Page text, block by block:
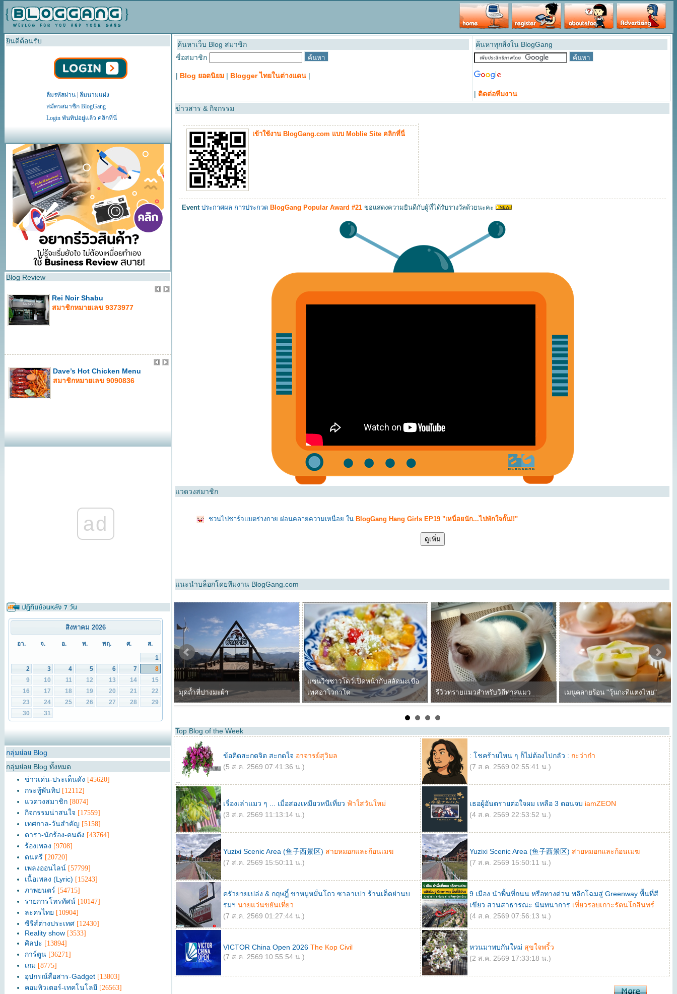
ยินดีต้อนรับ
ลืมรหัสผ่าน ลืมนามแฝง
สมัครสมาชิก BlogGang
Login พันทิปอยู่แล้ว คลิกที่นี่
Blog Review
Rei Noir Shabu
สมาชิกหมายเลข 9373977
Dave’s Hot Chicken Menu
สมาชิกหมายเลข 9090836
ad
กลุ่มย่อย Blog
กลุ่มย่อย Blog ทั้งหมด
ข่าวเด่น-ประเด็นดัง [45620]
กระทู้พันทิป [12112]
แวดวงสมาชิก [8074]
กิจกรรมน่าสนใจ [17559]
เทศกาล-วันสำคัญ [5158]
ดารา-นักร้อง-คนดัง [43764]
ร้องเพลง [9708]
ดนตรี [20720]
เพลงออนไลน์ [57799]
เนื้อเพลง (Lyric) [15243]
ภาพยนตร์ [54715]
รายการโทรทัศน์ [10147]
ละครไทย [10904]
ซีรีส์ต่างประเทศ [12430]
Reality show [3533]
ศิลปะ [13894]
การ์ตูน [36271]
เกม [8775]
อุปกรณ์สื่อสาร-Gadget [13803]
คอมพิวเตอร์-เทคโนโลยี [26563]
ค้นหาเว็บ Blog สมาชิก
ชื่อสมาชิก
| Blog ยอดนิยม | Blogger ไทยในต่างแดน |
ค้นหาทุกสิ่งใน BlogGang
| ติดต่อทีมงาน
ข่าวสาร & กิจกรรม
เข้าใช้งาน BlogGang.com แบบ Moblie Site คลิกที่นี่
Event ประกาศผล การประกวด BlogGang Popular Award #21 ขอแสดงความยินดีกับผู้ที่ได้รับรางวัลด้วยนะคะ
แวดวงสมาชิก
ชวนไปชาร์จแบตร่างกาย ผ่อนคลายความเหนื่อย ใน BlogGang Hang Girls EP19 "เหนื่อยนัก...ไปพักใจกั๊น!!"
ดูเพิ่ม
แนะนำบล็อกโดยทีมงาน BlogGang.com
Top Blog of the Week
ข้อคิดสะกดจิต สะกดใจ อาจารย์สุวิมล
(5 ส.ค. 2569 07:41:36 น.)
: โชคร้ายไหน ๆ ก็ไม่ต้องไปกลัว : กะว่าก๋า
(7 ส.ค. 2569 02:55:41 น.)
เรื่องเล่าแมว ๆ ... เมื่อสองเหมียวหนีเที่ยว ฟ้าใสวันใหม่
(3 ส.ค. 2569 11:13:14 น.)
เธอผู้อันตรายต่อใจผม เหลือ 3 ตอนจบ iamZEON
(4 ส.ค. 2569 22:53:52 น.)
Yuzixi Scenic Area (鱼子西景区) สายหมอกและก้อนเมฆ
(7 ส.ค. 2569 15:50:11 น.)
Yuzixi Scenic Area (鱼子西景区) สายหมอกและก้อนเมฆ
(7 ส.ค. 2569 15:50:11 น.)
ครัวยายเปล่ง & กฤษฎิ์ ขาหมูหมั่นโถว ซาลาเปา ร้านเด็ดย่านบ
รมฯ นายแว่นขยันเที่ยว
(7 ส.ค. 2569 01:27:44 น.)
9 เมือง นำพื้นที่ถนน หรือทางด่วน พลิกโฉมสู่ Greenway พื้นที่สี
เขียว สวนสาธารณะ นันทนาการ เที่ยวรอบเกาะรัตนโกสินทร์
(4 ส.ค. 2569 07:56:13 น.)
VICTOR China Open 2026 The Kop Civil
(7 ส.ค. 2569 10:55:54 น.)
หวนมาพบกันใหม่ สุขใจพริ้ว
(2 ส.ค. 2569 17:33:18 น.)